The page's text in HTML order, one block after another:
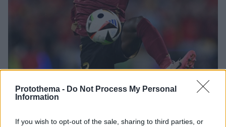
Protothema - Do Not Process My Personal
Information
If you wish to opt-out of the sale, sharing to third parties, or